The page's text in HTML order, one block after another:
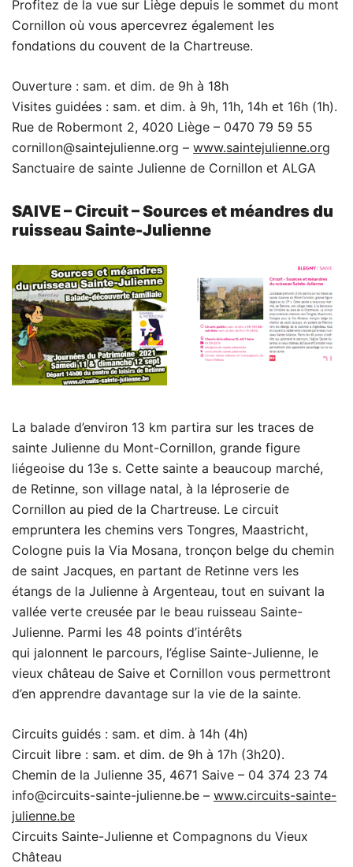
Profitez de la vue sur Liège depuis le sommet du mont
Cornillon où vous apercevrez également les
fondations du couvent de la Chartreuse.
Ouverture : sam. et dim. de 9h à 18h
Visites guidées : sam. et dim. à 9h, 11h, 14h et 16h (1h).
Rue de Robermont 2, 4020 Liège – 0470 79 59 55
cornillon@saintejulienne.org – www.saintejulienne.org
Sanctuaire de sainte Julienne de Cornillon et ALGA
SAIVE – Circuit – Sources et méandres du
ruisseau Sainte-Julienne
La balade d’environ 13 km partira sur les traces de
sainte Julienne du Mont-Cornillon, grande figure
liégeoise du 13e s. Cette sainte a beaucoup marché,
de Retinne, son village natal, à la léproserie de
Cornillon au pied de la Chartreuse. Le circuit
empruntera les chemins vers Tongres, Maastricht,
Cologne puis la Via Mosana, tronçon belge du chemin
de saint Jacques, en partant de Retinne vers les
étangs de la Julienne à Argenteau, tout en suivant la
vallée verte creusée par le beau ruisseau Sainte-
Julienne. Parmi les 48 points d’intérêts
qui jalonnent le parcours, l’église Sainte-Julienne, le
vieux château de Saive et Cornillon vous permettront
d’en apprendre davantage sur la vie de la sainte.
Circuits guidés : sam. et dim. à 14h (4h)
Circuit libre : sam. et dim. de 9h à 17h (3h20).
Chemin de la Julienne 35, 4671 Saive – 04 374 23 74
info@circuits-sainte-julienne.be – www.circuits-sainte-
julienne.be
Circuits Sainte-Julienne et Compagnons du Vieux
Château